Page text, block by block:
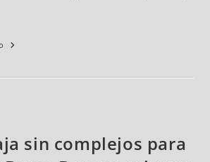
sin complejos para